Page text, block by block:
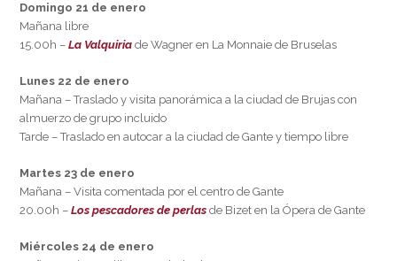
Domingo 21 de enero
Mañana libre
15.00h –La Valquiria de Wagner en La Monnaie de Bruselas
Lunes 22 de enero
Mañana – Traslado y visita panorámica a la ciudad de Brujas con
almuerzo de grupo incluido
Tarde – Traslado en autocar a la ciudad de Gante y tiempo libre
Martes 23 de enero
Mañana – Visita comentada por el centro de Gante
20.00h –Los pescadores de perlas de Bizet en la Ópera de Gante
Miércoles 24 de enero